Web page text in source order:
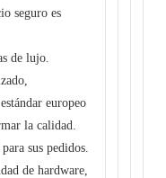
seguro es
de lujo.
europeo
la calidad.
sus pedidos.
de hardware,